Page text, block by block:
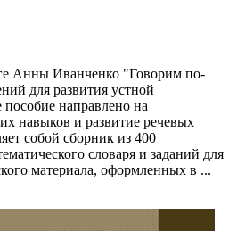
Анны Иванченко "Говорим по-
для развития устной
направлено на
навыков и развитие речевых
собой сборник из 400
словаря и заданий для
материала, оформленных в ...